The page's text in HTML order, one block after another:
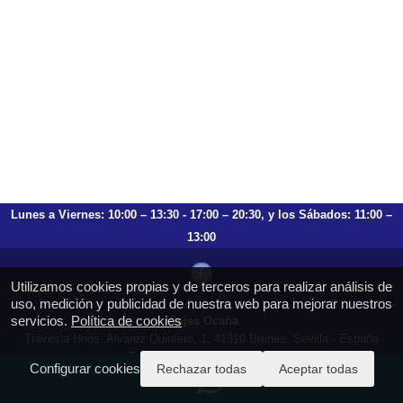
Utilizamos cookies propias y de terceros para realizar análisis de
uso, medición y publicidad de nuestra web para mejorar nuestros
servicios. Política de cookies
Configurar cookies Rechazar todas Aceptar todas
Lunes a Viernes: 10:00 – 13:30 - 17:00 – 20:30, y los Sábados: 11:00 –
13:00
Viajes Ocaña
T.: 659 753 504 954 797 472
https://viajesocana.es
reservas@viajesocana.es